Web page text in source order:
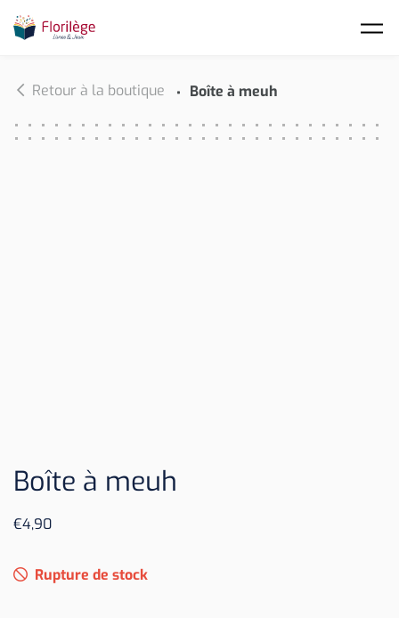
Retour à la boutique Boîte à meuh
Boîte à meuh
€4,90
Rupture de stock